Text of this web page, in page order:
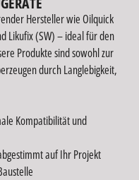
Hersteller wie Oilquick
Likufix (SW) – ideal für den
Produkte sind sowohl zur
durch Langlebigkeit,
Kompatibilität und
auf Ihr Projekt